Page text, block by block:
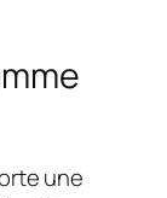
une